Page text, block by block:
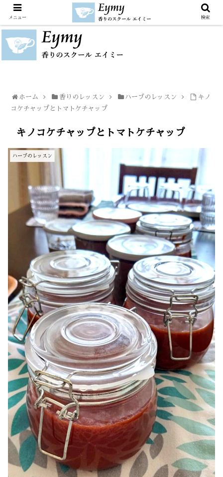
ホーム 香りのレッスン ハーブのレッスン
キノ
コケチャップとトマトケチャップ
キノコケチャップとトマトケチャップ
ハーブのレッスン
メニュー 検索